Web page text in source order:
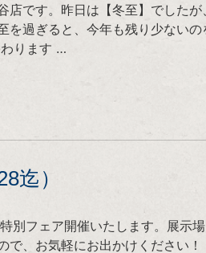
です。昨日は【冬至】でしたが、
を過ぎると、今年も残り少ないの
ります …
迄）
別フェア開催いたします。展示場
、お気軽にお出かけください！